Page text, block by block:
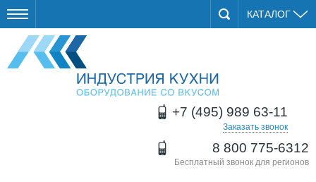
КАТАЛОГ
+7 (495) 989 63-11
Заказать звонок
8 800 775-6312
Бесплатный звонок для регионов